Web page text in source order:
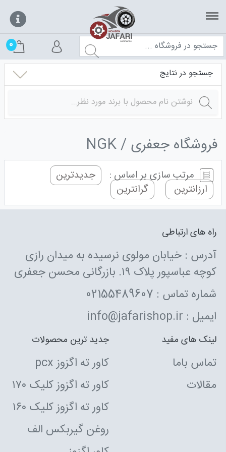
0
جستجو در نتایج
فروشگاه جعفری NGK
مرتب سازی بر اساس :
جدیدترین
ارزانترین
گرانترین
راه های ارتباطی
آدرس : خیابان مولوی نرسیده به میدان رازی
کوچه عباسپور پلاک ۱۹. بازرگانی محسن جعفری
شماره تماس : 02155489607
ایمیل : info@jafarishop.ir
لینک های مفید
تماس باما
مقالات
جدید ترین محصولات
کاور ته اگزوز pcx
کاور ته اگزوز کلیک ۱۷۰
کاور ته اگزوز کلیک ۱۶۰
روغن گیربکس الف